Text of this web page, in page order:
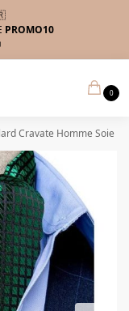
PROMO10
0
Cravate Homme Soie